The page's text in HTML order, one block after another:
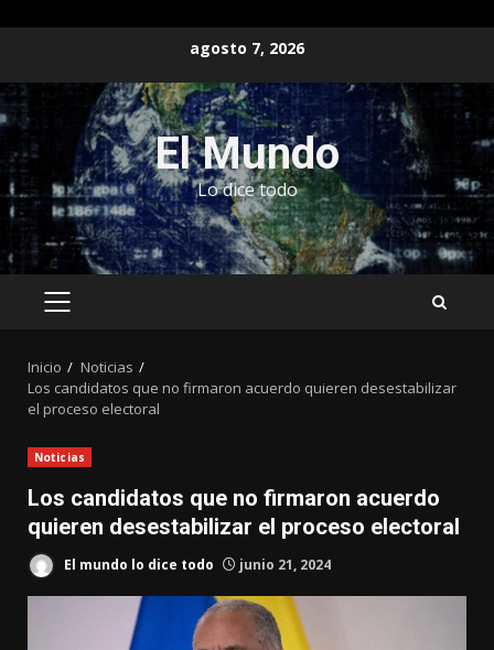
contenido
agosto 7, 2026
El Mundo
Lo dice todo
MENÚ
Inicio
Noticias
Los candidatos que no firmaron acuerdo quieren desestabilizar
el proceso electoral
Noticias
Los candidatos que no firmaron acuerdo
quieren desestabilizar el proceso electoral
El mundo lo dice todo junio 21, 2024